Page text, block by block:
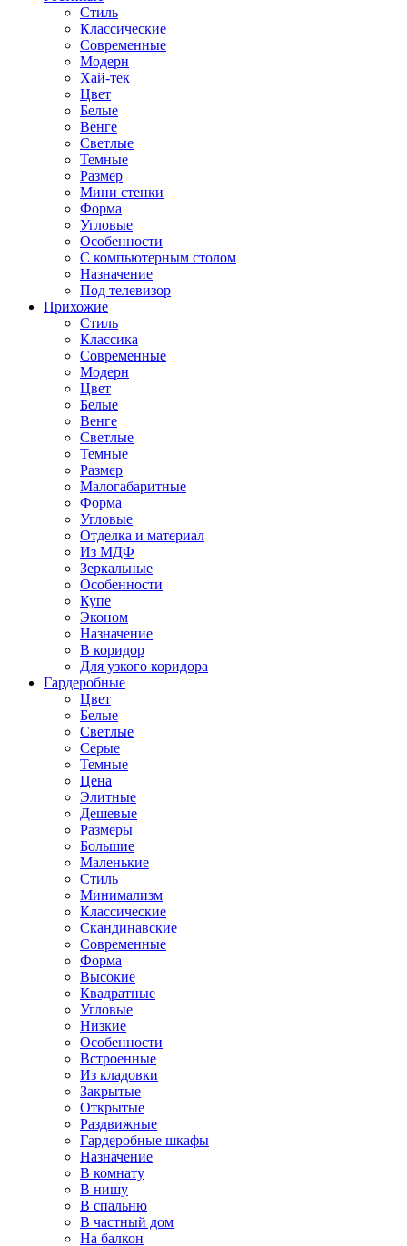
Стиль
Классические
Современные
Модерн
Хай-тек
Цвет
Белые
Венге
Светлые
Темные
Размер
Мини стенки
Форма
Угловые
Особенности
С компьютерным столом
Назначение
Под телевизор
Прихожие
Стиль
Классика
Современные
Модерн
Цвет
Белые
Венге
Светлые
Темные
Размер
Малогабаритные
Форма
Угловые
Отделка и материал
Из МДФ
Зеркальные
Особенности
Купе
Эконом
Назначение
В коридор
Для узкого коридора
Гардеробные
Цвет
Белые
Светлые
Серые
Темные
Цена
Элитные
Дешевые
Размеры
Большие
Маленькие
Стиль
Минимализм
Классические
Скандинавские
Современные
Форма
Высокие
Квадратные
Угловые
Низкие
Особенности
Встроенные
Из кладовки
Закрытые
Открытые
Раздвижные
Гардеробные шкафы
Назначение
В комнату
В нишу
В спальню
В частный дом
На балкон